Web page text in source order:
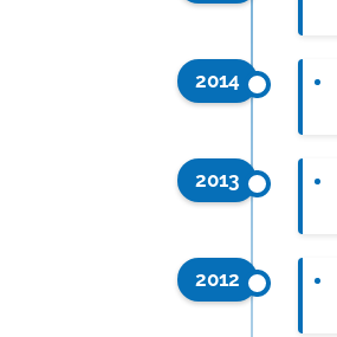
2014
2013
2012